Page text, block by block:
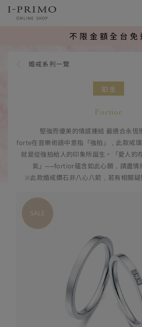
I-PRIMO台灣線上購物
不限金額全台免
婚戒系列一覽
SALE
鉑金
Fortior
堅強而優美的情感連結 最適合永恆
forte在音樂術語中意指「強拍」，此款戒
就是從強拍給人的印象所誕生。「愛人的
氣」──fortior蘊含如此心願，請盡情
※此款婚戒鑽石非八心八箭，若有相關疑
footer navigation